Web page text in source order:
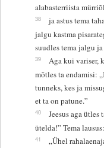
alabasterriista
38
ja astus tema
jalgu kastma
suudles tema jalgu
39
Aga kui variser,
mõtles ta endamisi:
tunneks, kes ja
et ta on patune.”
40
Jeesus aga
ütelda!” Tema
41
„Ühel